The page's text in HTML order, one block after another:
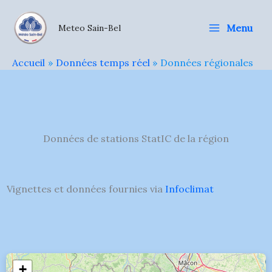
contenu
Meteo Sain-Bel Menu
Accueil Données temps réel Données régionales
Données de stations StatIC de la région
Vignettes et données fournies via Infoclimat